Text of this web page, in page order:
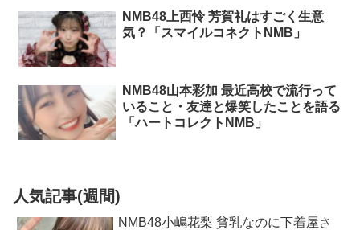
NMB48上西怜 芳賀礼はすごく生意
気？「スマイルコネクトNMB」
NMB48山本彩加 最近高校で流行って
いること・友達と爆笑したことを語る
「ハートコレクトNMB」
人気記事(週間)
NMB48小嶋花梨 貧乳なのに下着屋さ